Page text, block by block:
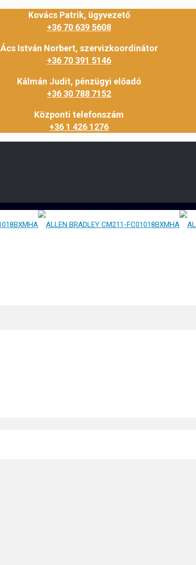
Kovács Patrik, ügyvezető
+36 70 639 5608
Ács István Norbert, szervizkoordinátor
+36 70 391 5146
Kálmán Judit, pénzügyi előadó
+36 30 788 7152
Központi telefonszám
+36 1 426 1276